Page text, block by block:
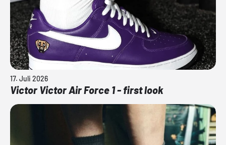
17. Juli 2026
Victor Victor Air Force 1 - first look